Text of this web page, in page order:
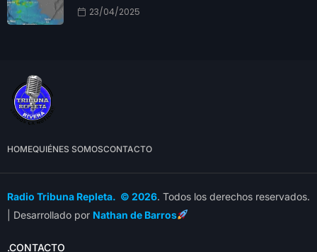
23/04/2025
HOMEQUIÉNES SOMOSCONTACTO
Radio Tribuna Repleta. © 2026. Todos los derechos reservados.
| Desarrollado por Nathan de Barros
.CONTACTO